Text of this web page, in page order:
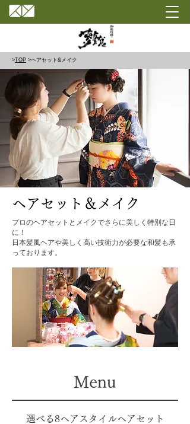
>TOP >ヘアセット&メイク
ヘアセット＆メイク
プロのヘアセットとメイクでさらに美しく特別な日
に！
​日本髪風ヘアや美しく高い技術力が必要な和髪も承
っております。
Menu
選べる8ヘアスタイルヘアセット